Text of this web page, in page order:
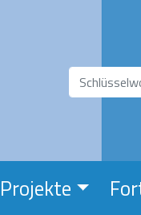
Suchfeld
Suchfeld
Projekte